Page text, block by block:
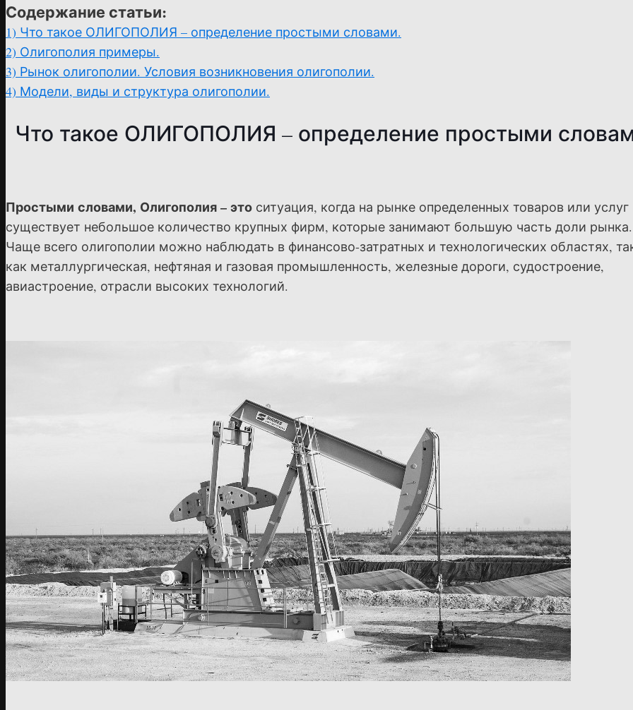
Содержание статьи:
1) Что такое ОЛИГОПОЛИЯ – определение простыми словами.
2) Олигополия примеры.
3) Рынок олигополии. Условия возникновения олигополии.
4) Модели, виды и структура олигополии.
Что такое ОЛИГОПОЛИЯ – определение простыми
Простыми словами, Олигополия – это ситуация, когда на рынке определенных товаров или услуг
существует небольшое количество крупных фирм, которые занимают большую часть доли рынка.
Чаще всего олигополии можно наблюдать в финансово-затратных и технологических областях,
как металлургическая, нефтяная и газовая промышленность, железные дороги, судостроение,
авиастроение, отрасли высоких технологий.